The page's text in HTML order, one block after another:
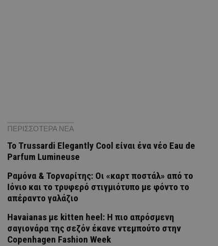
ΠΕΡΙΣΣΟΤΕΡΑ ΝΕΑ
Το Trussardi Elegantly Cool είναι ένα νέο Eau de
Parfum Lumineuse
Ραμόνα & Τορναρίτης: Οι «καρτ ποστάλ» από το
Ιόνιο και το τρυφερό στιγμιότυπο με φόντο το
απέραντο γαλάζιο
Havaianas με kitten heel: Η πιο απρόσμενη
σαγιονάρα της σεζόν έκανε ντεμπούτο στην
Copenhagen Fashion Week